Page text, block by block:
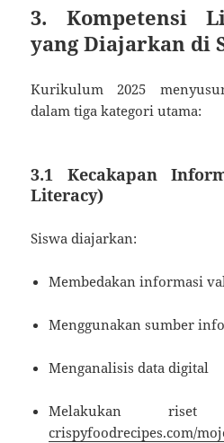
3. Kompetensi
yang Diajarkan di
Kurikulum 2025
dalam tiga kategori utama:
3.1 Kecakapan
Literacy)
Siswa diajarkan:
Membedakan informasi
Menggunakan sumber
Menganalisis data digital
Melakukan
crispyfoodrecipes.com/